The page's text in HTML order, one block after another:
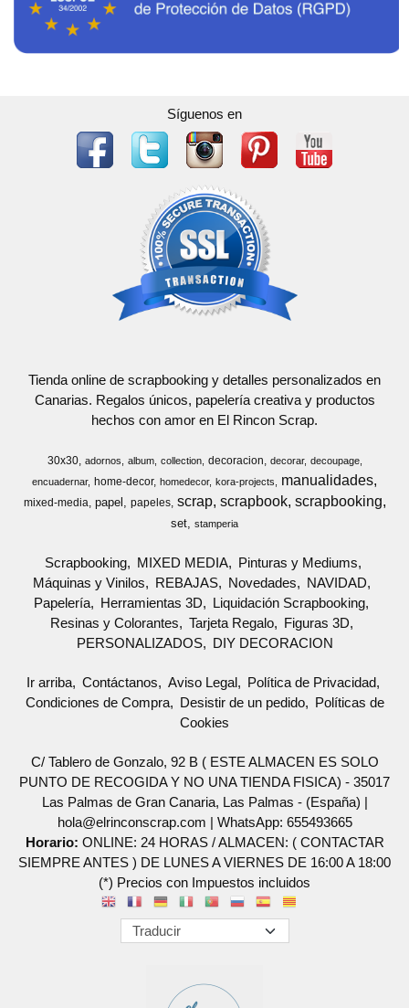
Síguenos en
Tienda online de scrapbooking y detalles personalizados en
Canarias. Regalos únicos, papelería creativa y productos
hechos con amor en El Rincon Scrap.
30x30 adornos album collection decoracion decorar
decoupage
encuadernar
home-decor homedecor kora-projects manualidades
mixed-media papel papeles scrap scrapbook scrapbooking
set stamperia
Scrapbooking MIXED MEDIA
Pinturas y Mediums
Máquinas y Vinilos
REBAJAS Novedades
NAVIDAD
Papelería
Herramientas 3D
Liquidación Scrapbooking
Resinas y Colorantes
Tarjeta Regalo
Figuras 3D
PERSONALIZADOS
DIY DECORACION
Ir arriba Contáctanos Aviso Legal
Política de Privacidad
Condiciones de Compra
Desistir de un pedido
Políticas de
Cookies
C/ Tablero de Gonzalo, 92 B ( ESTE ALMACEN ES SOLO
PUNTO DE RECOGIDA Y NO UNA TIENDA FISICA) - 35017
Las Palmas de Gran Canaria, Las Palmas - (España) |
hola@elrinconscrap.com | WhatsApp: 655493665
Horario: ONLINE: 24 HORAS / ALMACEN: ( CONTACTAR
SIEMPRE ANTES ) DE LUNES A VIERNES DE 16:00 A 18:00
(*) Precios con Impuestos incluidos